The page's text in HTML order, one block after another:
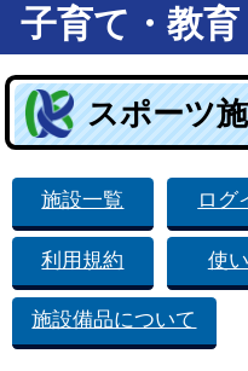
子育て・教
スポーツ
施設一覧 ログ
利用規約 使
施設備品について